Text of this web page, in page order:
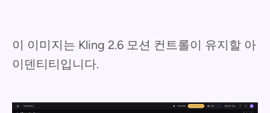
이 이미지는 Kling 2.6 모션 컨트롤이 유지할 아
이덴티티입니다.